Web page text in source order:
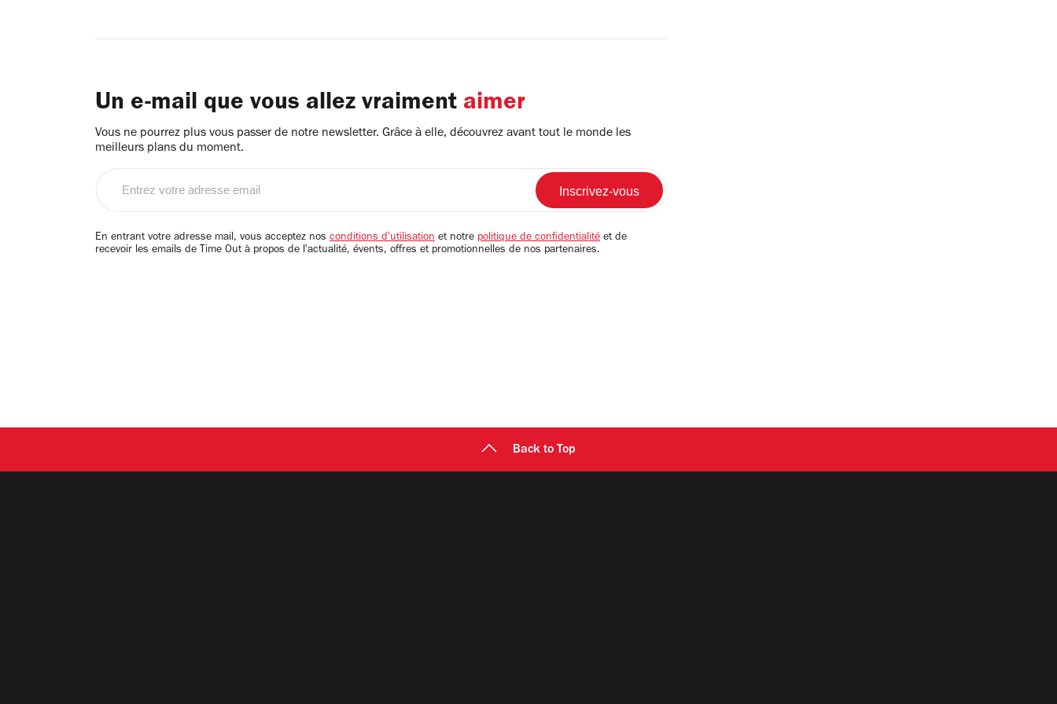
Un e-mail que vous allez vraiment aimer
Vous ne pourrez plus vous passer de notre newsletter. Grâce à elle, découvrez avant tout le monde les
meilleurs plans du moment.
email
En entrant votre adresse mail, vous acceptez nos conditions d'utilisation et notre politique de confidentialité et de
recevoir les emails de Time Out à propos de l'actualité, évents, offres et promotionnelles de nos partenaires.
Back to Top